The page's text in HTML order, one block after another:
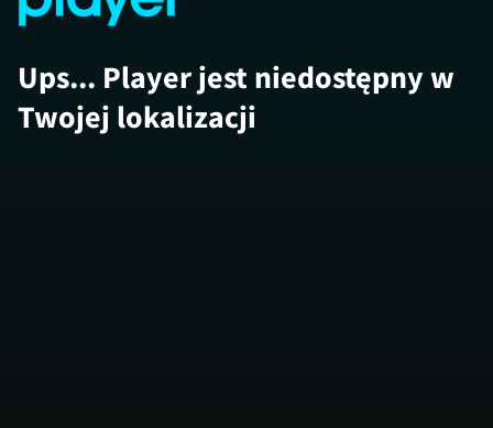
Ups... Player jest niedostępny w
Twojej lokalizacji